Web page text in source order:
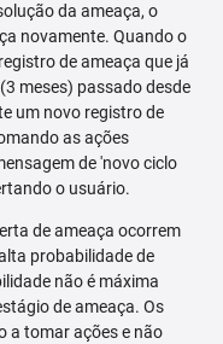
da ameaça, o
novamente. Quando o
de ameaça que já
meses) passado desde
um novo registro de
as ações
de 'novo ciclo
o usuário.
de ameaça ocorrem
probabilidade de
não é máxima
de ameaça. Os
a tomar ações e não